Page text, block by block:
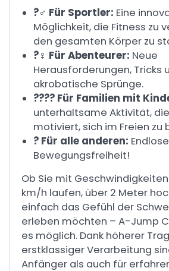
?‍♂️ Für Sportler: Eine
Möglichkeit, die Fitness zu
den gesamten Körper zu
?‍♀️ Für Abenteurer: Neue
Herausforderungen, Tricks
akrobatische Sprünge.
?‍?‍?‍? Für Familien mit
unterhaltsame Aktivität,
motiviert, sich im Freien zu
? Für alle anderen:
Bewegungsfreiheit!
Ob Sie mit
km/h laufen, über 2 Meter
einfach das Gefühl der
erleben möchten – A-Jump
es möglich. Dank höherer
erstklassiger Verarbeitung
Anfänger als auch für